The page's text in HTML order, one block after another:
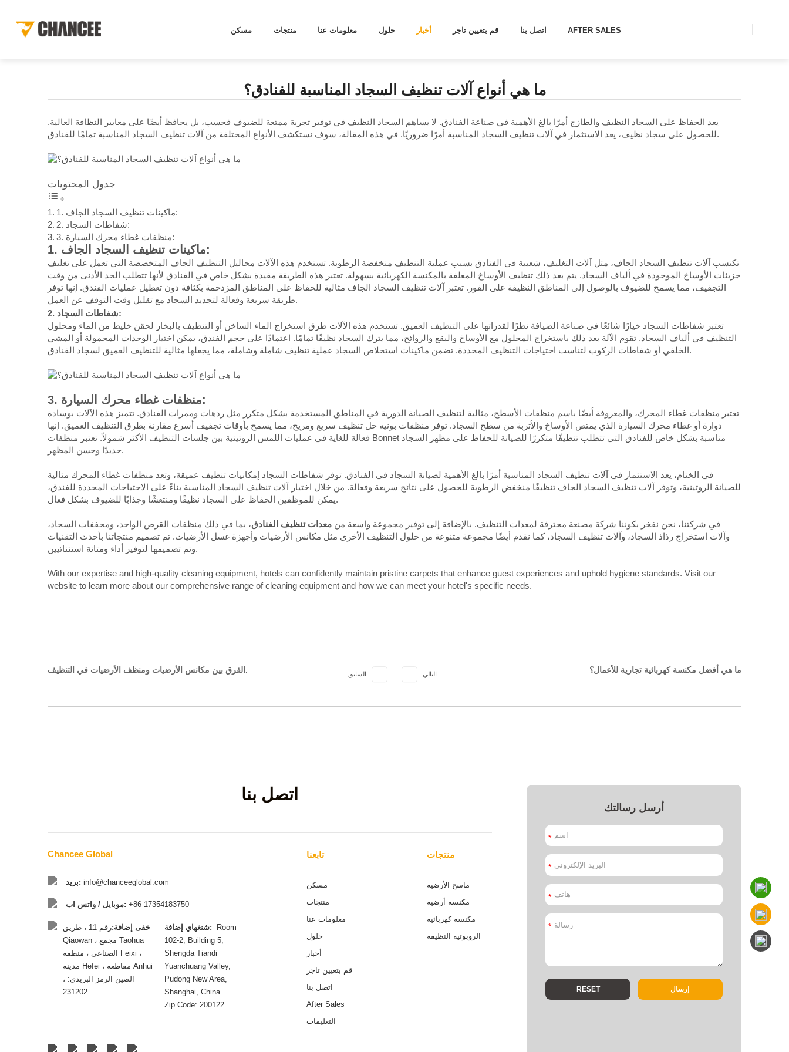
مسكن منتجات معلومات عنا حلول أخبار قم بتعيين تاجر اتصل بنا AFTER SALES
الصفحة الرئيسية
ما هي أنواع آلات تنظيف السجاد المناسبة للفنادق؟
يعد الحفاظ على السجاد النظيف والطازج أمرًا بالغ الأهمية في صناعة الفنادق. لا يساهم السجاد النظيف في توفير تجربة ممتعة للضيوف فحسب، بل يحافظ أيضًا على معايير النظافة العالية.
للحصول على سجاد نظيف، يعد الاستثمار في آلات تنظيف السجاد المناسبة أمرًا ضروريًا. في هذه المقالة، سوف نستكشف الأنواع المختلفة من آلات تنظيف السجاد المناسبة تمامًا للفنادق.
جدول المحتويات
1. ماكينات تنظيف السجاد الجاف:
2. شفاطات السجاد:
3. منظفات غطاء محرك السيارة:
1. ماكينات تنظيف السجاد الجاف:
تكتسب آلات تنظيف السجاد الجاف، مثل آلات التغليف، شعبية في الفنادق بسبب عملية التنظيف منخفضة الرطوبة. تستخدم هذه الآلات محاليل التنظيف الجاف المتخصصة التي تعمل على تغليف
جزيئات الأوساخ الموجودة في ألياف السجاد. يتم بعد ذلك تنظيف الأوساخ المغلفة بالمكنسة الكهربائية بسهولة. تعتبر هذه الطريقة مفيدة بشكل خاص في الفنادق لأنها تتطلب الحد الأدنى من وقت
التجفيف، مما يسمح للضيوف بالوصول إلى المناطق النظيفة على الفور. تعتبر آلات تنظيف السجاد الجاف مثالية للحفاظ على المناطق المزدحمة بكثافة دون تعطيل عمليات الفندق. إنها توفر
طريقة سريعة وفعالة لتجديد السجاد مع تقليل وقت التوقف عن العمل.
2. شفاطات السجاد:
تعتبر شفاطات السجاد خيارًا شائعًا في صناعة الضيافة نظرًا لقدراتها على التنظيف العميق. تستخدم هذه الآلات طرق استخراج الماء الساخن أو التنظيف بالبخار لحقن خليط من الماء ومحلول
التنظيف في ألياف السجاد. تقوم الآلة بعد ذلك باستخراج المحلول مع الأوساخ والبقع والروائح، مما يترك السجاد نظيفًا تمامًا. اعتمادًا على حجم الفندق، يمكن اختيار الوحدات المحمولة أو المشي
الخلفي أو شفاطات الركوب لتناسب احتياجات التنظيف المحددة. تضمن ماكينات استخلاص السجاد عملية تنظيف شاملة وشاملة، مما يجعلها مثالية للتنظيف العميق لسجاد الفنادق.
3. منظفات غطاء محرك السيارة:
تعتبر منظفات غطاء المحرك، والمعروفة أيضًا باسم منظفات الأسطح، مثالية لتنظيف الصيانة الدورية في المناطق المستخدمة بشكل متكرر مثل ردهات وممرات الفنادق. تتميز هذه الآلات بوسادة
دوارة أو غطاء محرك السيارة الذي يمتص الأوساخ والأتربة من سطح السجاد. توفر منظفات بونيه حل تنظيف سريع ومريح، مما يسمح بأوقات تجفيف أسرع مقارنة بطرق التنظيف العميق. إنها
فعالة للغاية في عمليات اللمس الروتينية بين جلسات التنظيف الأكثر شمولاً. تعتبر منظفات Bonnet مناسبة بشكل خاص للفنادق التي تتطلب تنظيفًا متكررًا للصيانة للحفاظ على مظهر السجاد
جديدًا وحسن المظهر.
في الختام، يعد الاستثمار في آلات تنظيف السجاد المناسبة أمرًا بالغ الأهمية لصيانة السجاد في الفنادق. توفر شفاطات السجاد إمكانيات تنظيف عميقة، وتعد منظفات غطاء المحرك مثالية
للصيانة الروتينية، وتوفر آلات تنظيف السجاد الجاف تنظيفًا منخفض الرطوبة للحصول على نتائج سريعة وفعالة. من خلال اختيار آلات تنظيف السجاد المناسبة بناءً على الاحتياجات المحددة للفندق،
يمكن للموظفين الحفاظ على السجاد نظيفًا ومنتعشًا وجذابًا للضيوف بشكل فعال.
في شركتنا، نحن نفخر بكوننا شركة مصنعة محترفة لمعدات التنظيف. بالإضافة إلى توفير مجموعة واسعة منمعدات تنظيف الفنادق، بما في ذلك منظفات القرص الواحد، ومجففات السجاد،
وآلات استخراج رذاذ السجاد، وآلات تنظيف السجاد، كما نقدم أيضًا مجموعة متنوعة من حلول التنظيف الأخرى مثل مكانس الأرضيات وأجهزة غسل الأرضيات. تم تصميم منتجاتنا بأحدث التقنيات
وتم تصميمها لتوفير أداء ومتانة استثنائيين.
With our expertise and high-quality cleaning equipment, hotels can confidently maintain pristine carpets that enhance guest experiences and uphold hygiene standards. Visit our
website to learn more about our comprehensive range of cleaning equipment and how we can meet your hotel's specific needs.
الفرق بين مكانس الأرضيات ومنظف الأرضيات في التنظيف. ما هي أفضل مكنسة كهربائية تجارية للأعمال؟ السابق التالي
اتصل بنا
Chancee Global
بريد: info@chanceeglobal.com
موبايل / واتس اب: +86 17354183750
خفى إضافة:
رقم 11 ، طريق
Qiaowan ، مجمع Taohua
الصناعي ، منطقة Feixi ،
مدينة Hefei ، مقاطعة Anhui
، الصين الرمز البريدي:
231202
شنغهاي إضافة:
Room
102-2, Building 5,
Shengda Tiandi
Yuanchuang Valley,
Pudong New Area,
Shanghai, China
Zip Code: 200122
تابعنا
مسكن
منتجات
معلومات عنا
حلول
أخبار
قم بتعيين تاجر
اتصل بنا
After Sales
التعليمات
منتجات
ماسح الأرضية
مكنسة أرضية
مكنسة كهربائية
الروبوتية النظيفة
أرسل رسالتك
*
*
*
*
إرسال